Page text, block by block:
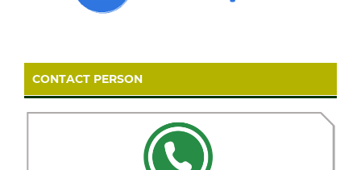
CONTACT PERSON